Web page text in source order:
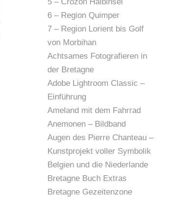
6 – Region Quimper
7 – Region Lorient bis Golf
von Morbihan
Achtsames Fotografieren in
der Bretagne
Adobe Lightroom Classic –
Einführung
Ameland mit dem Fahrrad
Anemonen – Bildband
Augen des Pierre Chanteau –
Kunstprojekt voller Symbolik
Belgien und die Niederlande
Bretagne Buch Extras
Bretagne Gezeitenzone